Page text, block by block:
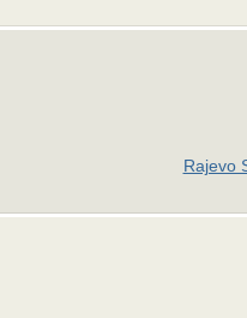
Rajevo